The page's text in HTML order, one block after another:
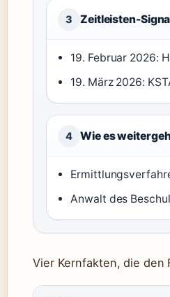
3 Zeitleisten-
19. Februar 2026:
19. März 2026:
4 Wie es
Anwalt des
Vier Kernfakten, die den